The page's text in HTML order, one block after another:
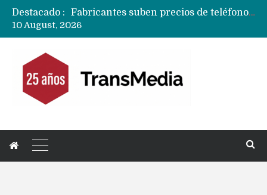
Destacado :
Fabricantes suben precios de teléfonos y ganan más dinero en un mercado donde Xiaomi alerta por no mejorar ventas
10 August, 2026